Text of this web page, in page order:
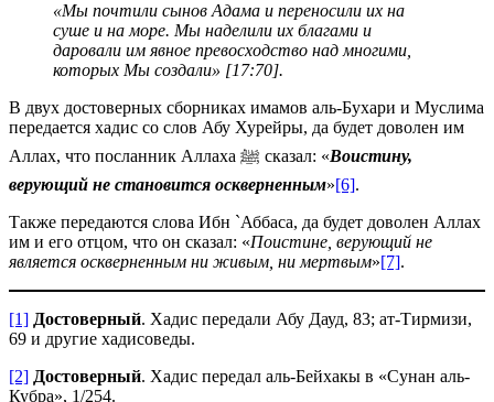
«Мы почтили сынов Адама и переносили их на
суше и на море. Мы наделили их благами и
даровали им явное превосходство над многими,
которых Мы создали» [17:70].
В двух достоверных сборниках имамов аль-Бухари и Муслима
передается хадис со слов Абу Хурейры, да будет доволен им
Аллах, что посланник Аллаха ﷺ сказал: «Воистину,
верующий не становится оскверненным»[6].
Также передаются слова Ибн `Аббаса, да будет доволен Аллах
им и его отцом, что он сказал: «Поистине, верующий не
является оскверненным ни живым, ни мертвым»[7].
[1] Достоверный. Хадис передали Абу Дауд, 83; ат-Тирмизи,
69 и другие хадисоведы.
[2] Достоверный. Хадис передал аль-Бейхакы в «Сунан аль-
Кубра», 1/254.